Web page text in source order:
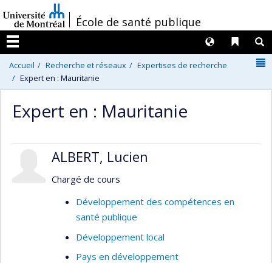
au
contenu
/École de santé publique
Menu
Liens
Langues
Accueil Recherche et réseaux
Expertises de recherche
Expert en : Mauritanie
Expert en : Mauritanie
ALBERT, Lucien
Chargé de cours
Développement des compétences en
santé publique
Développement local
Pays en développement